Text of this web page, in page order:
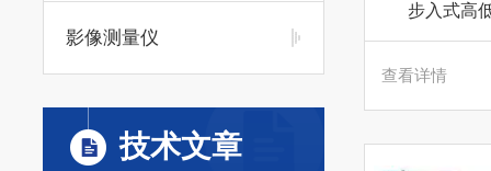
影像测量仪
技术文章
步入式高
查看详情